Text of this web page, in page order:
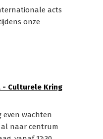
acts
onze
- Culturele Kring
even wachten
naar centrum